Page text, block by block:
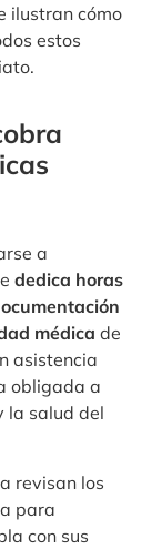
ilustran cómo
estos
a
dedica horas
médica de
asistencia
obligada a
la salud del
revisan los
para
con sus